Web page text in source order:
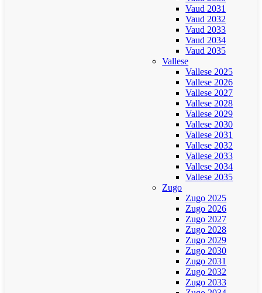
Vaud 2031
Vaud 2032
Vaud 2033
Vaud 2034
Vaud 2035
Vallese
Vallese 2025
Vallese 2026
Vallese 2027
Vallese 2028
Vallese 2029
Vallese 2030
Vallese 2031
Vallese 2032
Vallese 2033
Vallese 2034
Vallese 2035
Zugo
Zugo 2025
Zugo 2026
Zugo 2027
Zugo 2028
Zugo 2029
Zugo 2030
Zugo 2031
Zugo 2032
Zugo 2033